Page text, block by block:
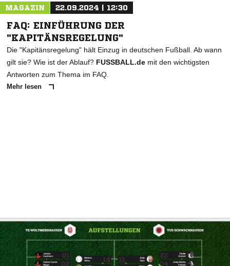
MAGAZIN 22.09.2024 | 12:30
FAQ: EINFÜHRUNG DER
"KAPITÄNSREGELUNG"
Die "Kapitänsregelung" hält Einzug in deutschen Fußball. Ab wann
gilt sie? Wie ist der Ablauf? FUSSBALL.de mit den wichtigsten
Antworten zum Thema im FAQ.
Mehr lesen